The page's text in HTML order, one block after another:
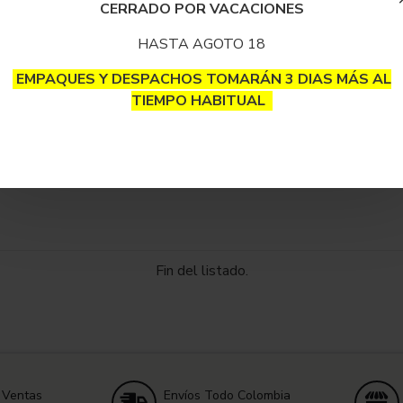
CERRADO POR VACACIONES
HASTA AGOTO 18
EMPAQUES Y DESPACHOS TOMARÁN 3 DIAS MÁS AL
TIEMPO HABITUAL
Fin del listado.
Envíos Todo Colombia